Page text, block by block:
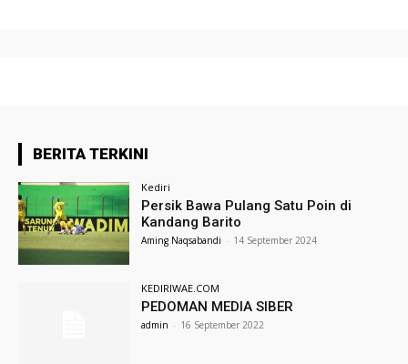
BERITA TERKINI
Kediri
Persik Bawa Pulang Satu Poin di
Kandang Barito
Aming Naqsabandi - 14 September 2024
KEDIRIWAE.COM
PEDOMAN MEDIA SIBER
admin - 16 September 2022